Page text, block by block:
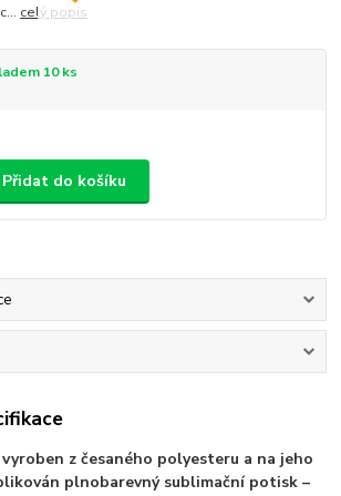
celý popis
10 ks
Přidat do košíku
z česaného polyesteru a na jeho
plnobarevný sublimační potisk –